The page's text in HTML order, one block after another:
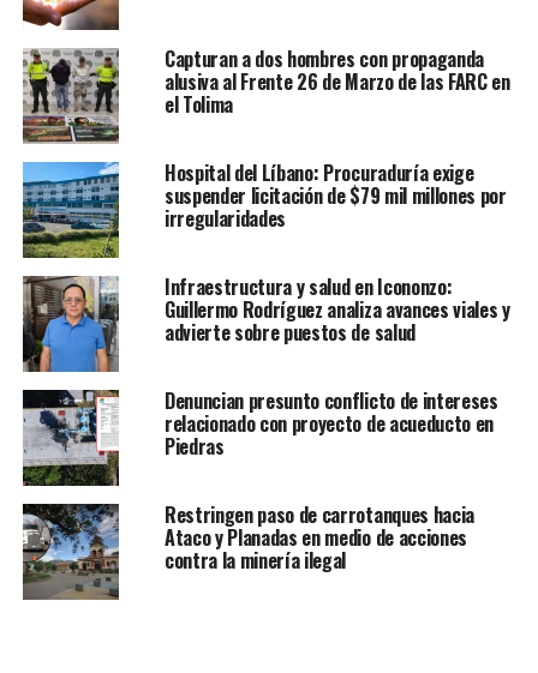
Capturan a dos hombres con propaganda
alusiva al Frente 26 de Marzo de las FARC en
el Tolima
Hospital del Líbano: Procuraduría exige
suspender licitación de $79 mil millones por
irregularidades
Infraestructura y salud en Icononzo:
Guillermo Rodríguez analiza avances viales y
advierte sobre puestos de salud
Denuncian presunto conflicto de intereses
relacionado con proyecto de acueducto en
Piedras
Restringen paso de carrotanques hacia
Ataco y Planadas en medio de acciones
contra la minería ilegal